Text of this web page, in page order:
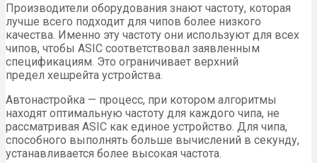
Производители оборудования знают частоту, которая
лучше всего подходит для чипов более низкого
качества. Именно эту частоту они используют для всех
чипов, чтобы ASIC соответствовал заявленным
спецификациям. Это ограничивает верхний
предел хешрейта устройства.
Автонастройка — процесс, при котором алгоритмы
находят оптимальную частоту для каждого чипа, не
рассматривая ASIC как единое устройство. Для чипа,
способного выполнять больше вычислений в секунду,
устанавливается более высокая частота.